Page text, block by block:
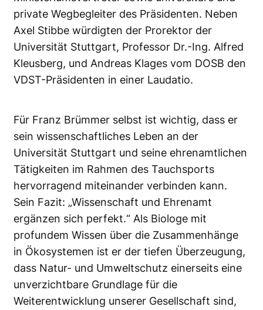
private Wegbegleiter des Präsidenten. Neben
Axel Stibbe würdigten der Prorektor der
Universität Stuttgart, Professor Dr.-Ing. Alfred
Kleusberg, und Andreas Klages vom DOSB den
VDST-Präsidenten in einer Laudatio.
Für Franz Brümmer selbst ist wichtig, dass er
sein wissenschaftliches Leben an der
Universität Stuttgart und seine ehrenamtlichen
Tätigkeiten im Rahmen des Tauchsports
hervorragend miteinander verbinden kann.
Sein Fazit: „Wissenschaft und Ehrenamt
ergänzen sich perfekt.“ Als Biologe mit
profundem Wissen über die Zusammenhänge
in Ökosystemen ist er der tiefen Überzeugung,
dass Natur- und Umweltschutz einerseits eine
unverzichtbare Grundlage für die
Weiterentwicklung unserer Gesellschaft sind,